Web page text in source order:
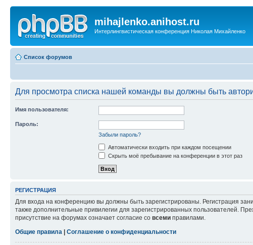
mihajlenko.anihost.ru
Интерлингвистическая конференция Николая Михайленко
Список форумов
Для просмотра списка нашей команды вы должны быть
Имя пользователя:
Пароль:
Забыли пароль?
Автоматически входить при каждом посещении
Скрыть моё пребывание на конференции в этот раз
РЕГИСТРАЦИЯ
Для входа на конференцию вы должны быть зарегистрированы. Регистрация
также дополнительные привилегии для зарегистрированных пользователей.
присутствие на форумах означает согласие со всеми правилами.
Общие правила
Соглашение о конфиденциальности